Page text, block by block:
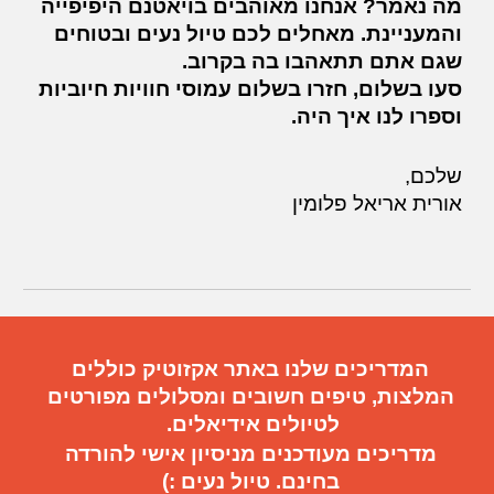
מה נאמר? אנחנו מאוהבים בויאטנם היפיפייה
והמעניינת. מאחלים לכם טיול נעים ובטוחים
שגם אתם תתאהבו בה בקרוב.
סעו בשלום, חזרו בשלום עמוסי חוויות חיוביות
וספרו לנו איך היה.
שלכם,
אורית אריאל פלומין
המדריכים שלנו באתר אקזוטיק כוללים
המלצות, טיפים חשובים ומסלולים מפורטים
לטיולים אידיאלים.
מדריכים מעודכנים מניסיון אישי להורדה
בחינם. טיול נעים :)